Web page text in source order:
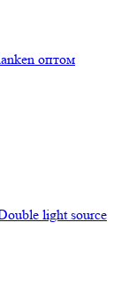
оптом
light source